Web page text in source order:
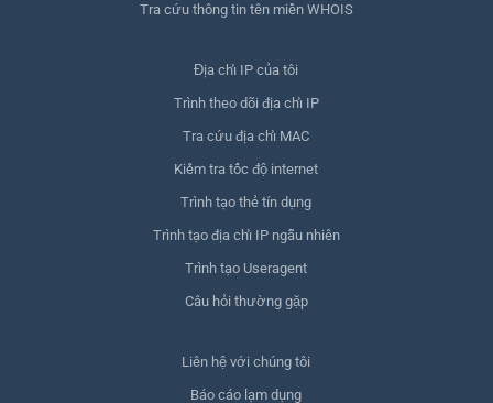
Tra cứu thông tin tên miền WHOIS
Địa chỉ IP của tôi
Trình theo dõi địa chỉ IP
Tra cứu địa chỉ MAC
Kiểm tra tốc độ internet
Trình tạo thẻ tín dụng
Trình tạo địa chỉ IP ngẫu nhiên
Trình tạo Useragent
Câu hỏi thường gặp
Liên hệ với chúng tôi
Báo cáo lạm dụng